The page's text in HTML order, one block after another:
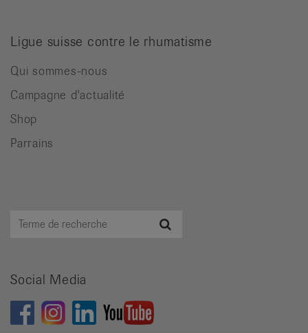
Ligue suisse contre le rhumatisme
Qui sommes-nous
Campagne d'actualité
Shop
Parrains
Terme
Social Media